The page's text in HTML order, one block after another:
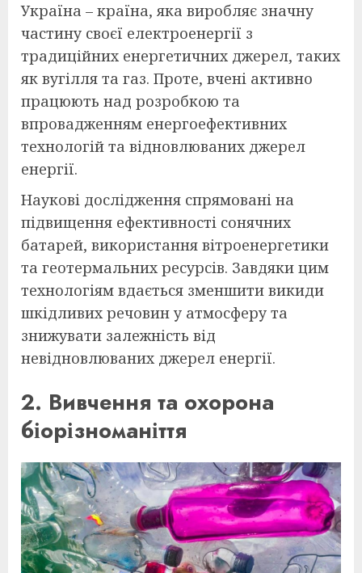
Україна – країна, яка виробляє значну
частину своєї електроенергії з
традиційних енергетичних джерел, таких
як вугілля та газ. Проте, вчені активно
працюють над розробкою та
впровадженням енергоефективних
технологій та відновлюваних джерел
енергії.
Наукові дослідження спрямовані на
підвищення ефективності сонячних
батарей, використання вітроенергетики
та геотермальних ресурсів. Завдяки цим
технологіям вдається зменшити викиди
шкідливих речовин у атмосферу та
знижувати залежність від
невідновлюваних джерел енергії.
2. Вивчення та охорона
біорізноманіття